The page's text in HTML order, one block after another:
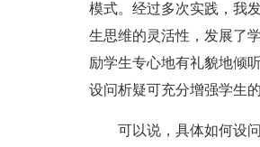
模式。经过多次实践，我
生思维的灵活性，发展了
励学生专心地有礼貌地倾
设问析疑可充分增强学生
可以说，具体如何设问